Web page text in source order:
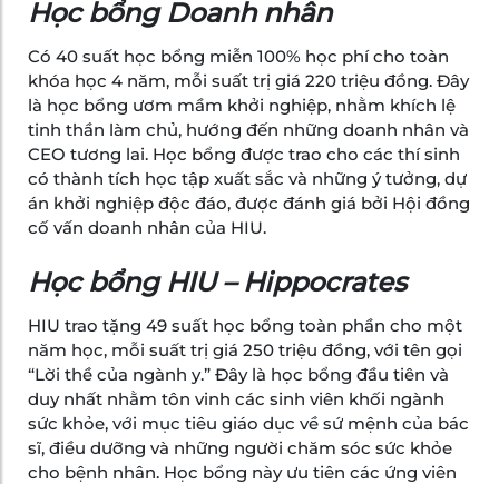
Học bổng Doanh nhân
Có 40 suất học bổng miễn 100% học phí cho toàn
khóa học 4 năm, mỗi suất trị giá 220 triệu đồng. Đây
là học bổng ươm mầm khởi nghiệp, nhằm khích lệ
tinh thần làm chủ, hướng đến những doanh nhân và
CEO tương lai. Học bổng được trao cho các thí sinh
có thành tích học tập xuất sắc và những ý tưởng, dự
án khởi nghiệp độc đáo, được đánh giá bởi Hội đồng
cố vấn doanh nhân của HIU.
Học bổng HIU – Hippocrates
HIU trao tặng 49 suất học bổng toàn phần cho một
năm học, mỗi suất trị giá 250 triệu đồng, với tên gọi
“Lời thề của ngành y.” Đây là học bổng đầu tiên và
duy nhất nhằm tôn vinh các sinh viên khối ngành
sức khỏe, với mục tiêu giáo dục về sứ mệnh của bác
sĩ, điều dưỡng và những người chăm sóc sức khỏe
cho bệnh nhân. Học bổng này ưu tiên các ứng viên